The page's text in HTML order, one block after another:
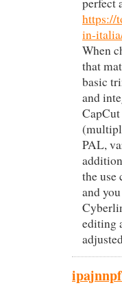
https://
in-
When
that
basic
and
PAL,
the use
and
editing